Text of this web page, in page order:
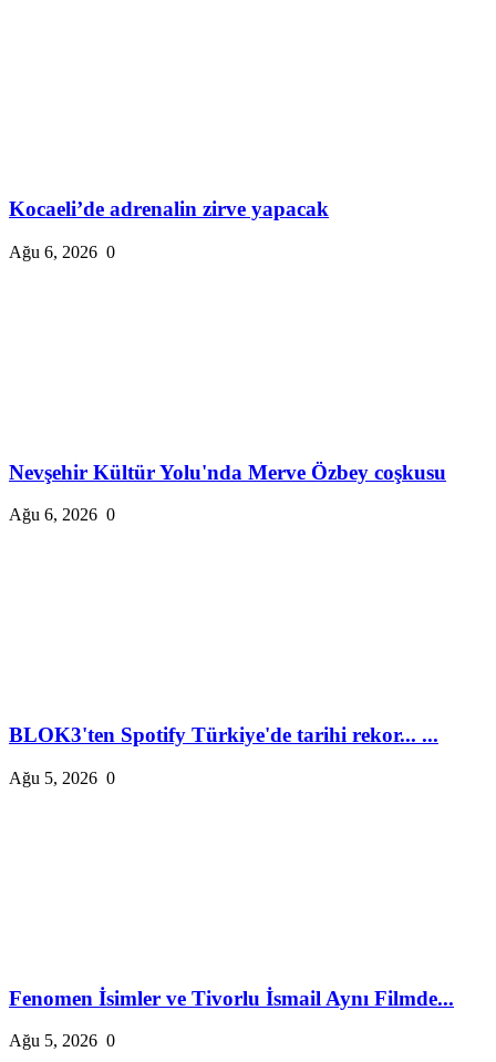
Kocaeli’de adrenalin zirve yapacak
Ağu 6, 2026 0
Nevşehir Kültür Yolu'nda Merve Özbey coşkusu
Ağu 6, 2026 0
BLOK3'ten Spotify Türkiye'de tarihi rekor... ...
Ağu 5, 2026 0
Fenomen İsimler ve Tivorlu İsmail Aynı Filmde...
Ağu 5, 2026 0